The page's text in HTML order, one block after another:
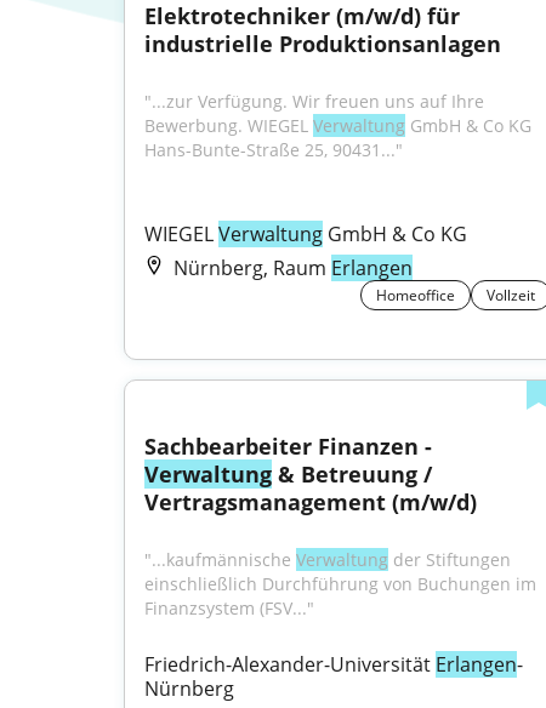
Elektrotechniker (m/w/d) für
industrielle Produktionsanlagen
"...zur Verfügung. Wir freuen uns auf Ihre
Bewerbung. WIEGEL Verwaltung GmbH & Co KG
Hans-Bunte-Straße 25, 90431..."
WIEGEL Verwaltung GmbH & Co KG
Nürnberg, Raum Erlangen
Homeoffice Vollzeit
Verwaltung & Betreuung /
Vertragsmanagement (m/w/d)
"...kaufmännische Verwaltung der Stiftungen
einschließlich Durchführung von Buchungen im
Finanzsystem (FSV..."
Friedrich-Alexander-Universität Erlangen-
Nürnberg